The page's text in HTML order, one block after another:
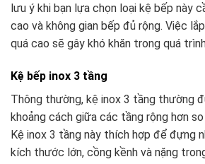
lưu ý khi bạn lựa chọn loại kệ bếp này
cao và không gian bếp đủ rộng. Việc
quá cao sẽ gây khó khăn trong quá
Kệ bếp inox 3 tầng
Thông thường, kệ inox 3 tầng thường
khoảng cách giữa các tầng rộng hơn
Kệ inox 3 tầng này thích hợp để đựng
kích thước lớn, cồng kềnh và nặng